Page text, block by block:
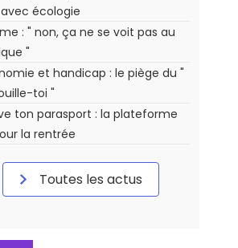
écologie
: " non, ça ne se voit pas au
"
et handicap : le piège du "
toi "
ton parasport : la plateforme
la rentrée
Toutes les actus